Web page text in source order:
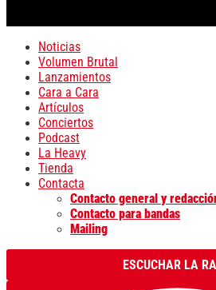
Noticias
Volumen Brutal
Lanzamientos
Cara a Cara
Artículos
Conciertos
Podcast
La Heavy
Tienda
Contacta
Contacto general y
Contacto para bandas
Mailing
ESCUCHAR LA